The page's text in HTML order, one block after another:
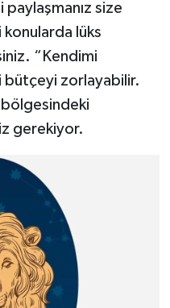
paylaşmanız size
lüks
“Kendimi
bütçeyi zorlayabilir.
bölgesindeki
gerekiyor.